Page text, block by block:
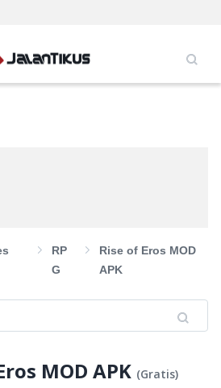
RP
G
Rise of Eros MOD
APK
MOD APK (Gratis)